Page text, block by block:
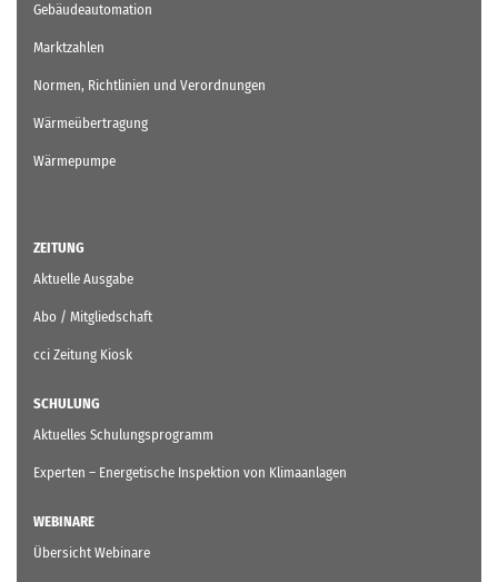
Gebäudeautomation
Marktzahlen
Normen, Richtlinien und Verordnungen
Wärmeübertragung
Wärmepumpe
ZEITUNG
Aktuelle Ausgabe
Abo / Mitgliedschaft
cci Zeitung Kiosk
SCHULUNG
Aktuelles Schulungsprogramm
Experten – Energetische Inspektion von Klimaanlagen
WEBINARE
Übersicht Webinare